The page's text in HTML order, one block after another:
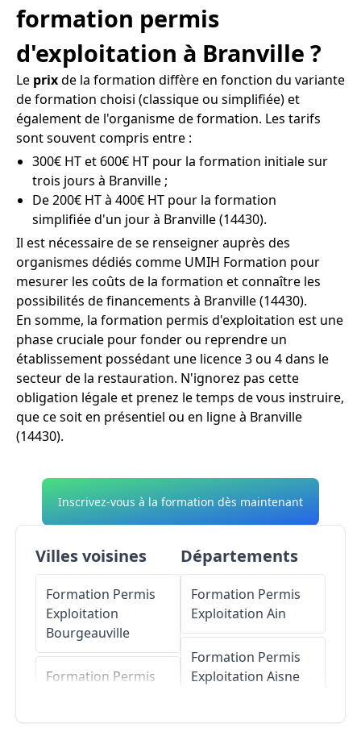
formation permis
d'exploitation à Branville ?
Le prixde la formation diffère en fonction du variante
de formation choisi (classique ou simplifiée) et
également de l'organisme de formation. Les tarifs
sont souvent compris entre :
300€ HT et 600€ HT pour la formation initiale sur
trois jours à Branville ;
De 200€ HT à 400€ HT pour la formation
simplifiée d'un jour à Branville (14430).
Il est nécessaire de se renseigner auprès des
organismes dédiés comme UMIH Formation pour
mesurer les coûts de la formation et connaître les
possibilités de financements à Branville (14430).
En somme, la formation permis d'exploitation est une
phase cruciale pour fonder ou reprendre un
établissement possédant une licence 3 ou 4 dans le
secteur de la restauration. N'ignorez pas cette
obligation légale et prenez le temps de vous instruire,
que ce soit en présentiel ou en ligne à Branville
(14430).
Inscrivez-vous à la formation dès maintenant
Villes voisines
Formation Permis
Exploitation
Bourgeauville
Formation Permis
Départements
Formation Permis
Exploitation Ain
Formation Permis
Exploitation Aisne
Formation Permis